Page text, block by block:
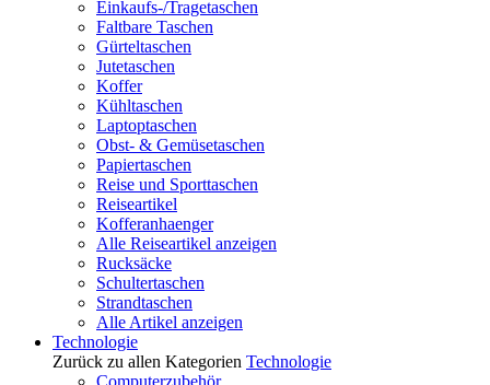
Einkaufs-/Tragetaschen
Faltbare Taschen
Gürteltaschen
Jutetaschen
Koffer
Kühltaschen
Laptoptaschen
Obst- & Gemüsetaschen
Papiertaschen
Reise und Sporttaschen
Reiseartikel
Kofferanhaenger
Alle Reiseartikel anzeigen
Rucksäcke
Schultertaschen
Strandtaschen
Alle Artikel anzeigen
Technologie
Zurück zu allen Kategorien Technologie
Computerzubehör